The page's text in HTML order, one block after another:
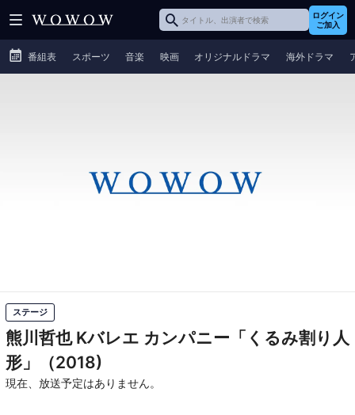
ログイン
ご加入
番組表 スポーツ 音楽 映画 オリジナルドラマ 海外ドラマ
ステージ
熊川哲也 Kバレエ カンパニー「くるみ割り人
形」（2018)
現在、放送予定はありません。